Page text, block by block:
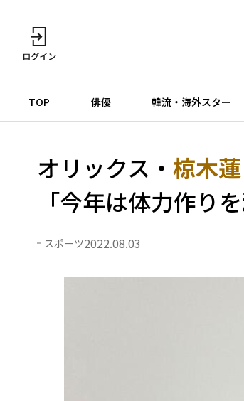
TOP 俳優 韓流・海外スター
オリックス・ 椋木蓮
「今年は体力作り
スポーツ2022.08.03